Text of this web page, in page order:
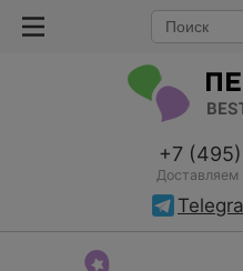
+7
Доставляем